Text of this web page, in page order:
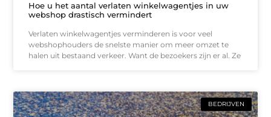
Hoe u het aantal verlaten winkelwagentjes in uw
webshop drastisch vermindert
Verlaten winkelwagentjes verminderen is voor veel
webshophouders de snelste manier om meer omzet te
halen uit bestaand verkeer. Want de bezoekers zijn er al. Ze
BEDRIJVEN